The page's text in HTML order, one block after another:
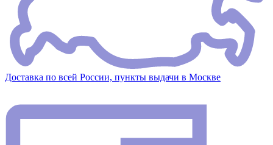
Доставка по всей России, пункты выдачи в Москве